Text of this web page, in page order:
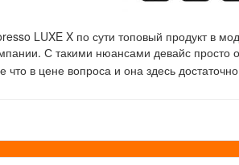
LUXE X по сути топовый продукт в
С такими нюансами девайс
что в цене вопроса и она здесь